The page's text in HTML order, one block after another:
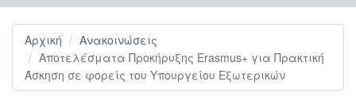
Αρχική
Ανακοινώσεις
Αποτελέσματα Προκήρυξης Erasmus+ για Πρακτική
Άσκηση σε φορείς του Υπουργείου Εξωτερικών